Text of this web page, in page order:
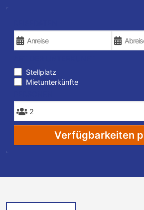
Stellplatz
Mietunterkünfte
Verfügbarkeiten